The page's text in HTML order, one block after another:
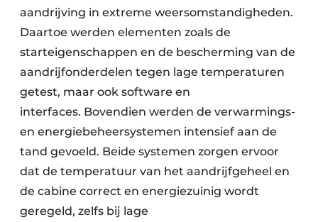
aandrijving in extreme weersomstandigheden.
Daartoe werden elementen zoals de
starteigenschappen en de bescherming van de
aandrijfonderdelen tegen lage temperaturen
getest, maar ook software en
interfaces. Bovendien werden de verwarmings-
en energiebeheersystemen intensief aan de
tand gevoeld. Beide systemen zorgen ervoor
dat de temperatuur van het aandrijfgeheel en
de cabine correct en energiezuinig wordt
geregeld, zelfs bij lage